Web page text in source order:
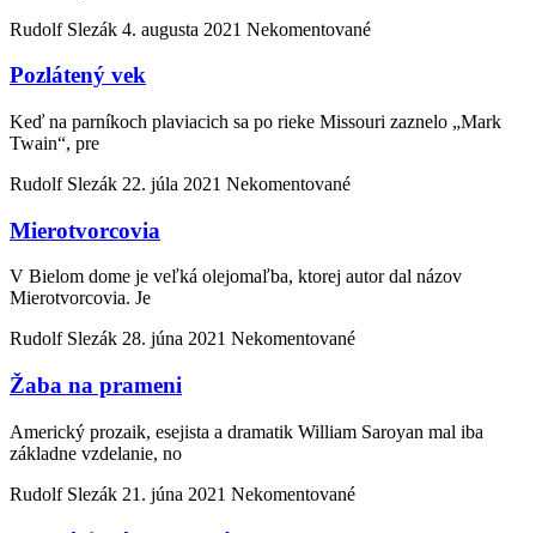
Rudolf Slezák 4. augusta 2021 Nekomentované
Pozlátený vek
Keď na parníkoch plaviacich sa po rieke Missouri zaznelo „Mark
Twain“, pre
Rudolf Slezák 22. júla 2021 Nekomentované
Mierotvorcovia
V Bielom dome je veľká olejomaľba, ktorej autor dal názov
Mierotvorcovia. Je
Rudolf Slezák 28. júna 2021 Nekomentované
Žaba na prameni
Americký prozaik, esejista a dramatik William Saroyan mal iba
základne vzdelanie, no
Rudolf Slezák 21. júna 2021 Nekomentované